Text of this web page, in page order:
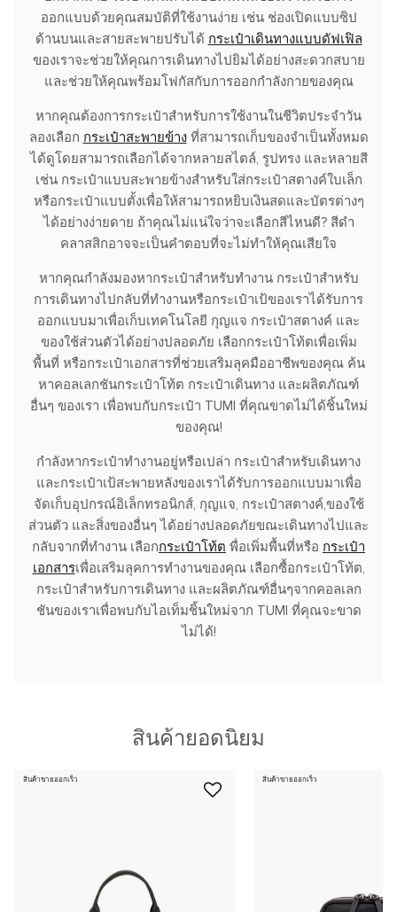
ออกแบบด้วยคุณสมบัติที่ใช้งานง่าย เช่น ช่องเปิดแบบซิป
ด้านบนและสายสะพายปรับได้ กระเป๋าเดินทางแบบดัฟเฟิล
ของเราจะช่วยให้คุณการเดินทางไปยิมได้อย่างสะดวกสบาย
และช่วยให้คุณพร้อมโฟกัสกับการออกกำลังกายของคุณ
หากคุณต้องการกระเป๋าสำหรับการใช้งานในชีวิตประจำวัน
ลองเลือก กระเป๋าสะพายข้างที่สามารถเก็บของจำเป็นทั้งหมด
ได้ดูโดยสามารถเลือกได้จากหลายสไตล์, รูปทรง และหลายสี
เช่น กระเป๋าแบบสะพายข้างสำหรับใส่กระเป๋าสตางค์ใบเล็ก
หรือกระเป๋าแบบตั้งเพื่อให้สามารถหยิบเงินสดและบัตรต่างๆ
ได้อย่างง่ายดาย ถ้าคุณไม่แน่ใจว่าจะเลือกสีไหนดี? สีดำ
คลาสสิกอาจจะเป็นคำตอบที่จะไม่ทำให้คุณเสียใจ
หากคุณกำลังมองหากระเป๋าสำหรับทำงาน กระเป๋าสำหรับ
การเดินทางไปกลับที่ทำงานหรือกระเป๋าเป้ของเราได้รับการ
ออกแบบมาเพื่อเก็บเทคโนโลยี กุญแจ กระเป๋าสตางค์ และ
ของใช้ส่วนตัวได้อย่างปลอดภัย เลือกกระเป๋าโท้ตเพื่อเพิ่ม
พื้นที่ หรือกระเป๋าเอกสารที่ช่วยเสริมลุคมืออาชีพของคุณ ค้น
หาคอลเลกชันกระเป๋าโท้ต กระเป๋าเดินทาง และผลิตภัณฑ์
อื่นๆ ของเรา เพื่อพบกับกระเป๋า TUMI ที่คุณขาดไม่ได้ชิ้นใหม่
ของคุณ!
กำลังหากระเป๋าทำงานอยู่หรือเปล่า กระเป๋าสำหรับเดินทาง
และกระเป๋าเป้สะพายหลังของเราได้รับการออกแบบมาเพื่อ
จัดเก็บอุปกรณ์อิเล็กทรอนิกส์, กุญแจ, กระเป๋าสตางค์,ของใช้
ส่วนตัว และสิ่งของอื่นๆ ได้อย่างปลอดภัยขณะเดินทางไปและ
กลับจากที่ทำงาน เลือกกระเป๋าโท้ต พื่อเพิ่มพื้นที่หรือ กระเป๋า
เอกสารเพื่อเสริมลุคการทำงานของคุณ เลือกซื้อกระเป๋าโท้ต,
กระเป๋าสำหรับการเดินทาง และผลิตภัณฑ์อื่นๆจากคอลเลก
ชันของเราเพื่อพบกับไอเท็มชิ้นใหม่จาก TUMI ที่คุณจะขาด
ไม่ได้!
สินค้ายอดนิยม
สินค้าขายออกเร็ว สินค้าขายออกเร็ว